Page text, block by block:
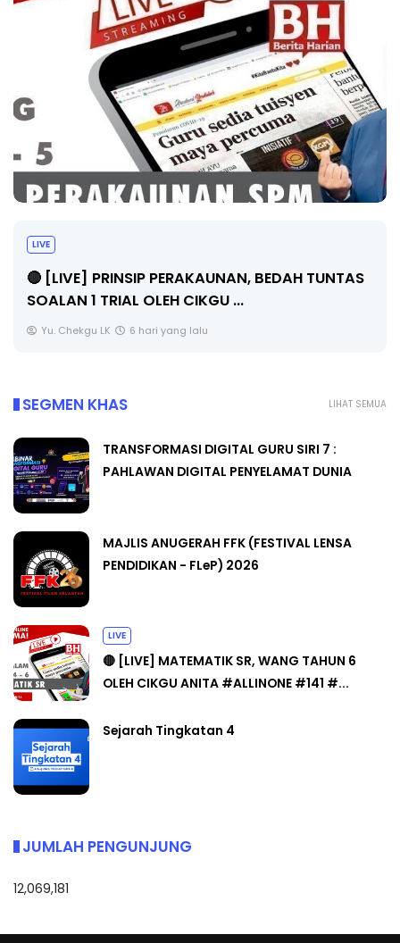
LIVE
🔴 [LIVE] PRINSIP PERAKAUNAN, BEDAH TUNTAS
SOALAN 1 TRIAL OLEH CIKGU ...
Yu. Chekgu LK 6 hari yang lalu
LIHAT SEMUA
SEGMEN KHAS
TRANSFORMASI DIGITAL GURU SIRI 7 :
PAHLAWAN DIGITAL PENYELAMAT DUNIA
MAJLIS ANUGERAH FFK (FESTIVAL LENSA
PENDIDIKAN - FLeP) 2026
LIVE
🔴 [LIVE] MATEMATIK SR, WANG TAHUN 6
OLEH CIKGU ANITA #ALLINONE #141 #...
Sejarah Tingkatan 4
JUMLAH PENGUNJUNG
12,069,181